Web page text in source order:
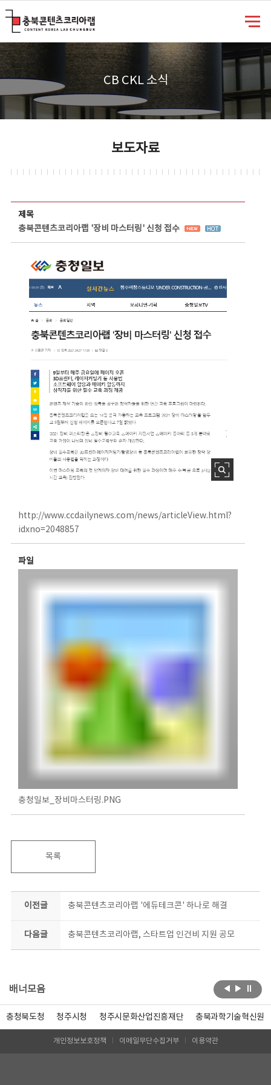
CB CKL 소식
보도자료
제목
충북콘텐츠코리아랩 '장비 마스터링' 신청 접수
http://www.ccdailynews.com/news/articleView.html?
idxno=2048857
파일
충청일보_장비마스터링.PNG
목록
이전글 충북콘텐츠코리아랩 '에듀테크콘' 하나로 해결
다음글 충북콘텐츠코리아랩, 스타트업 인건비 지원 공모
배너모음
충청북도청 청주시청 청주시문화산업진흥재단 충북과학기술혁신원
개인정보보호정책 이메일무단수집거부 이용약관